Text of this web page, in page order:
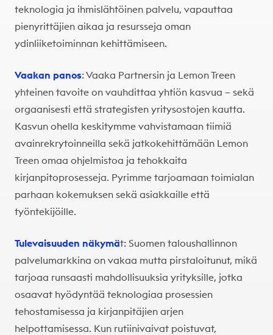
teknologia ja ihmislähtöinen palvelu, vapauttaa
pienyrittäjien aikaa ja resursseja oman
ydinliiketoiminnan kehittämiseen.
Vaakan panos: Vaaka Partnersin ja Lemon Treen
yhteinen tavoite on vauhdittaa yhtiön kasvua – sekä
orgaanisesti että strategisten yritysostojen kautta.
Kasvun ohella keskitymme vahvistamaan tiimiä
avainrekrytoinneilla sekä jatkokehittämään Lemon
Treen omaa ohjelmistoa ja tehokkaita
kirjanpitoprosesseja. Pyrimme tarjoamaan toimialan
parhaan kokemuksen sekä asiakkaille että
työntekijöille.
Tulevaisuuden näkymät: Suomen taloushallinnon
palvelumarkkina on vakaa mutta pirstaloitunut, mikä
tarjoaa runsaasti mahdollisuuksia yrityksille, jotka
osaavat hyödyntää teknologiaa prosessien
tehostamisessa ja kirjanpitäjien arjen
helpottamisessa. Kun rutiinivaivat poistuvat,